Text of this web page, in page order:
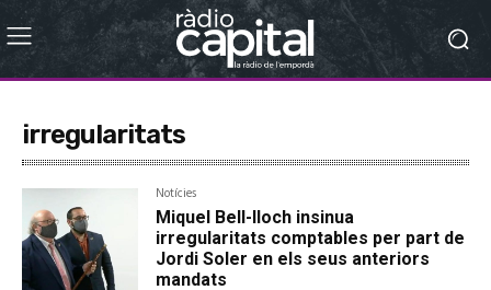
irregularitats
Notícies
Miquel Bell-lloch insinua
irregularitats comptables per part de
Jordi Soler en els seus anteriors
mandats